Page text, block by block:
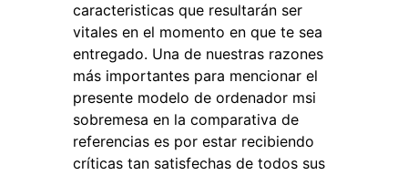
caracteristicas que resultarán ser
vitales en el momento en que te sea
entregado. Una de nuestras razones
más importantes para mencionar el
presente modelo de ordenador msi
sobremesa en la comparativa de
referencias es por estar recibiendo
críticas tan satisfechas de todos sus